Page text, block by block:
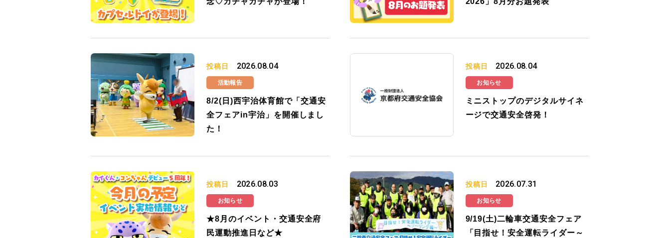
投稿日 2026.08.04
活動報告
8/2(日)西宇治体育館で「交通安
全フェアin宇治」を開催しまし
た！
投稿日 2026.08.04
お知らせ
ミニストップのデジタルサイネ
ージで交通安全啓発！
投稿日 2026.08.03
お知らせ
★8月のイベント・交通安全府
民運動推進日など★
投稿日 2026.07.31
お知らせ
9/19(土)二輪車交通安全フェア
「目指せ！安全運転ライダー～